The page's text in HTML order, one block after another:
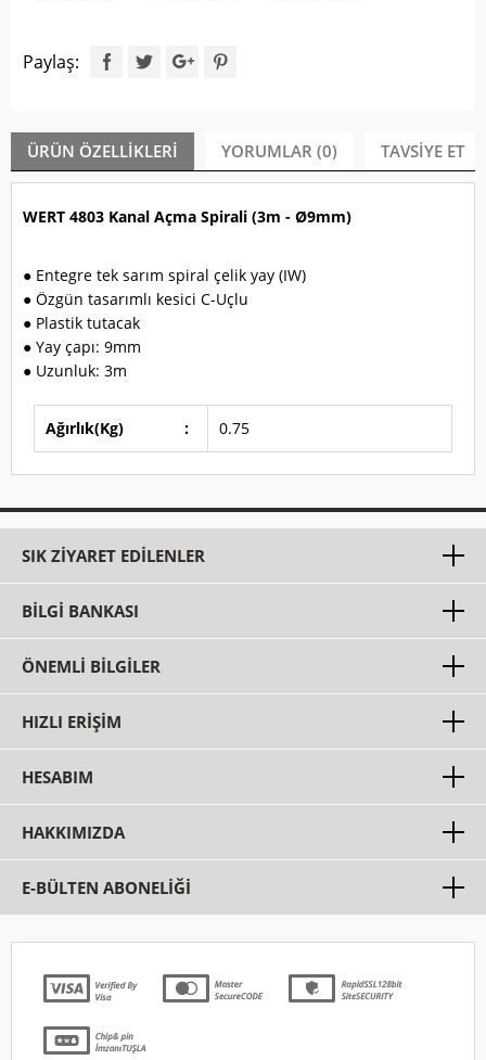
Paylaş:
ÜRÜN ÖZELLIKLERI YORUMLAR (0) TAVSIYE ET
WERT 4803 Kanal Açma Spirali (3m - Ø9mm)
● Entegre tek sarım spiral çelik yay (IW)
● Özgün tasarımlı kesici C-Uçlu
● Plastik tutacak
● Yay çapı: 9mm
● Uzunluk: 3m
Ağırlık(Kg) : 0.75
SIK ZIYARET EDILENLER
BILGI BANKASI
ÖNEMLI BILGILER
HIZLI ERIŞIM
HESABIM
HAKKIMIZDA
E-BÜLTEN ABONELİĞİ